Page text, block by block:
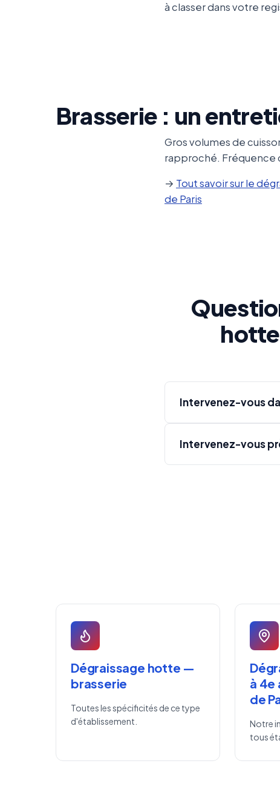
à classer dans votre
Brasserie : un
Gros volumes de
rapproché. Fréquence
→ Tout savoir sur le
de Paris
Intervenez-vous
Intervenez-vous
Dégraissage hotte —
brasserie
Toutes les spécificités de ce type
d'établissement.
à 4e
de
Notre
tous